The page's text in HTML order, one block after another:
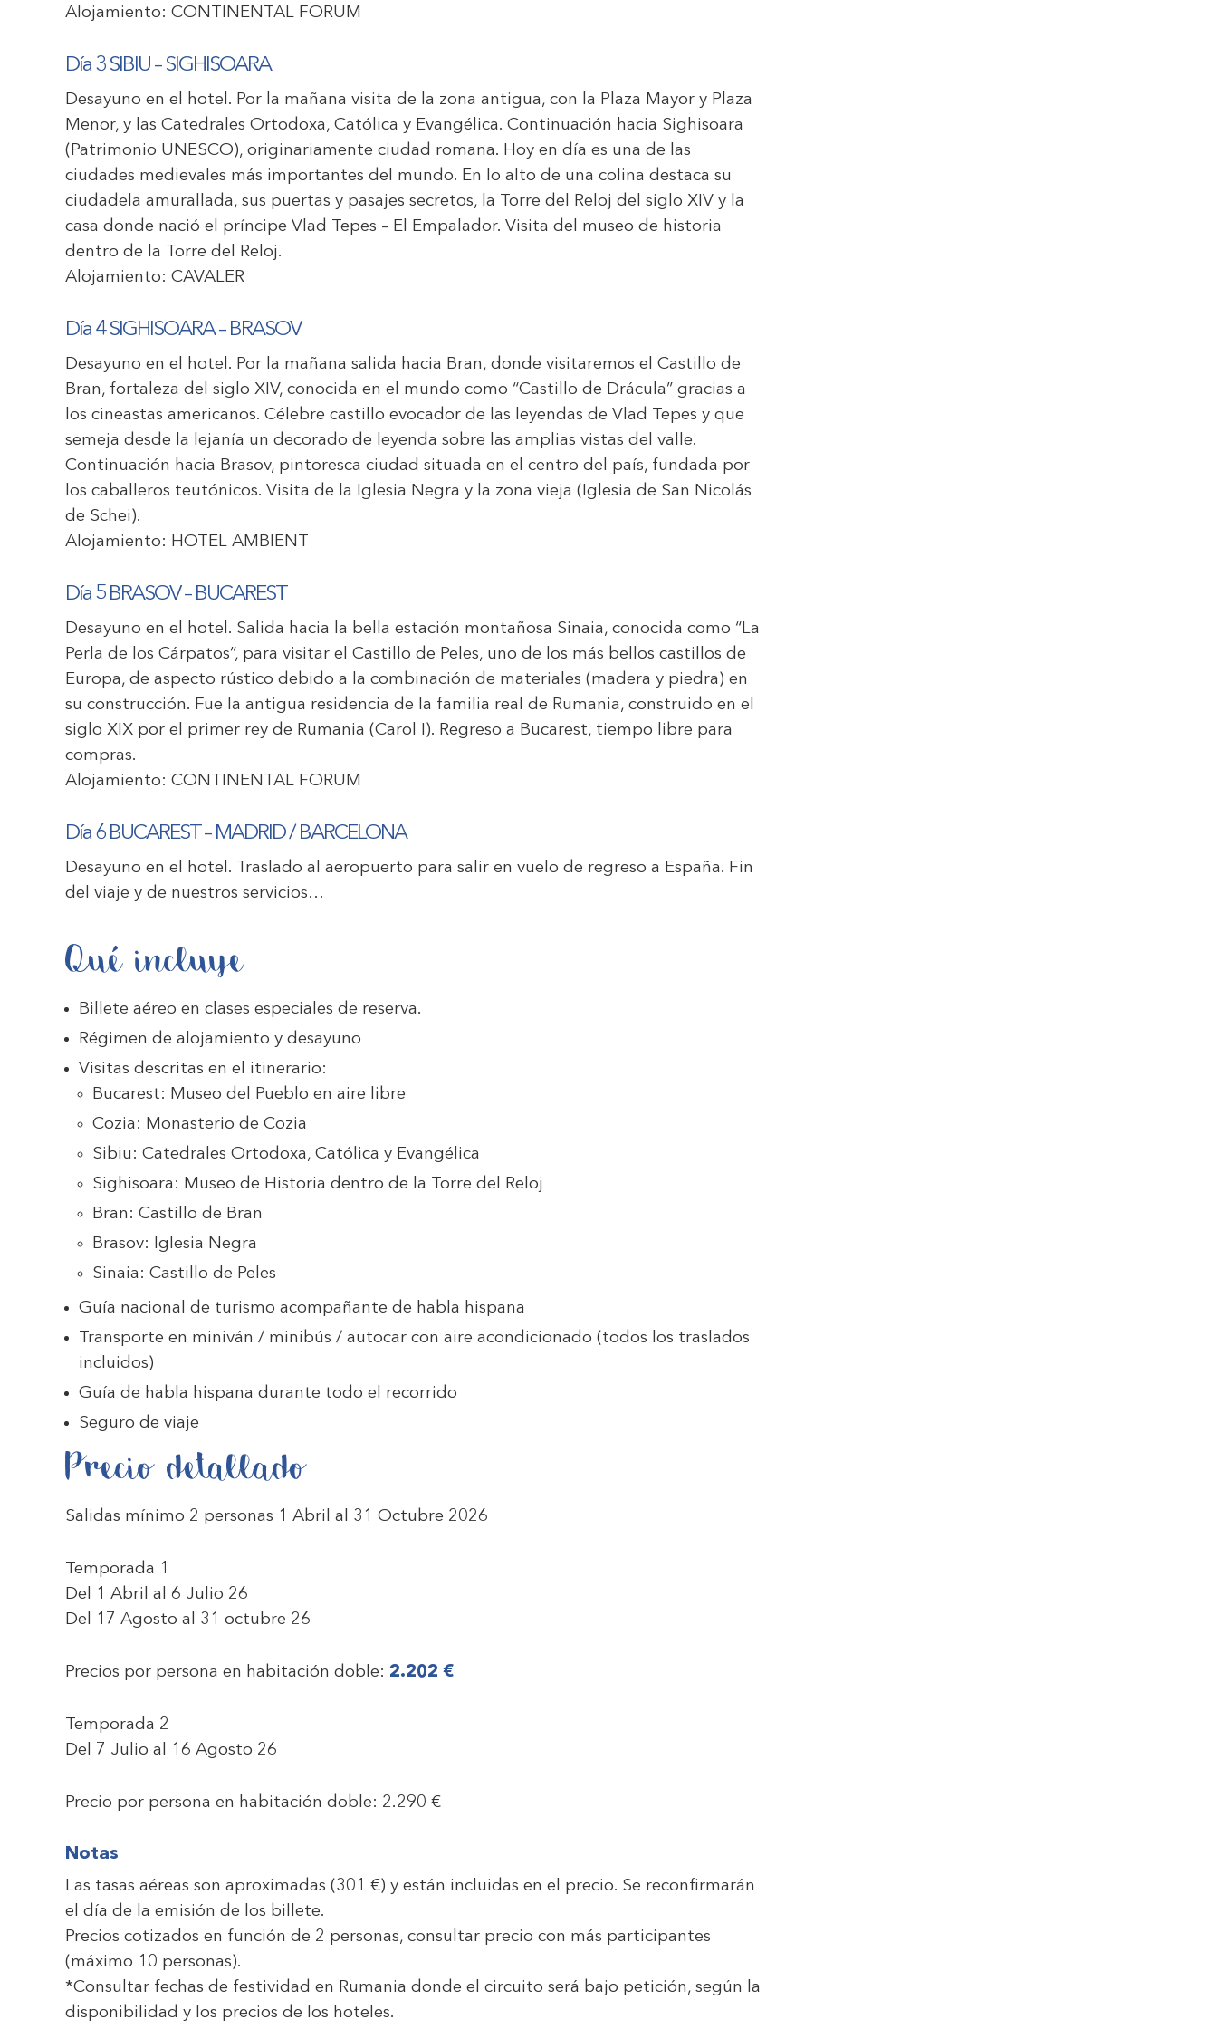
Alojamiento: CONTINENTAL FORUM
Día 3 SIBIU – SIGHISOARA
Desayuno en el hotel. Por la mañana visita de la zona antigua, con la Plaza Mayor y Plaza
Menor, y las Catedrales Ortodoxa, Católica y Evangélica. Continuación hacia Sighisoara
(Patrimonio UNESCO), originariamente ciudad romana. Hoy en día es una de las
ciudades medievales más importantes del mundo. En lo alto de una colina destaca su
ciudadela amurallada, sus puertas y pasajes secretos, la Torre del Reloj del siglo XIV y la
casa donde nació el príncipe Vlad Tepes – El Empalador. Visita del museo de historia
dentro de la Torre del Reloj.
Alojamiento: CAVALER
Día 4 SIGHISOARA – BRASOV
Desayuno en el hotel. Por la mañana salida hacia Bran, donde visitaremos el Castillo de
Bran, fortaleza del siglo XIV, conocida en el mundo como “Castillo de Drácula” gracias a
los cineastas americanos. Célebre castillo evocador de las leyendas de Vlad Tepes y que
semeja desde la lejanía un decorado de leyenda sobre las amplias vistas del valle.
Continuación hacia Brasov, pintoresca ciudad situada en el centro del país, fundada por
los caballeros teutónicos. Visita de la Iglesia Negra y la zona vieja (Iglesia de San Nicolás
de Schei).
Alojamiento: HOTEL AMBIENT
Día 5 BRASOV – BUCAREST
Desayuno en el hotel. Salida hacia la bella estación montañosa Sinaia, conocida como “La
Perla de los Cárpatos”, para visitar el Castillo de Peles, uno de los más bellos castillos de
Europa, de aspecto rústico debido a la combinación de materiales (madera y piedra) en
su construcción. Fue la antigua residencia de la familia real de Rumania, construido en el
siglo XIX por el primer rey de Rumania (Carol I). Regreso a Bucarest, tiempo libre para
compras.
Alojamiento: CONTINENTAL FORUM
Día 6 BUCAREST – MADRID / BARCELONA
Desayuno en el hotel. Traslado al aeropuerto para salir en vuelo de regreso a España. Fin
del viaje y de nuestros servicios…
Qué incluye
Billete aéreo en clases especiales de reserva.
Régimen de alojamiento y desayuno
Visitas descritas en el itinerario:
Bucarest: Museo del Pueblo en aire libre
Cozia: Monasterio de Cozia
Sibiu: Catedrales Ortodoxa, Católica y Evangélica
Sighisoara: Museo de Historia dentro de la Torre del Reloj
Bran: Castillo de Bran
Brasov: Iglesia Negra
Sinaia: Castillo de Peles
Guía nacional de turismo acompañante de habla hispana
Transporte en miniván / minibús / autocar con aire acondicionado (todos los traslados
incluidos)
Guía de habla hispana durante todo el recorrido
Seguro de viaje
Precio detallado
Salidas mínimo 2 personas 1 Abril al 31 Octubre 2026
Temporada 1
Del 1 Abril al 6 Julio 26
Del 17 Agosto al 31 octubre 26
Precios por persona en habitación doble: 2.202 €
Temporada 2
Del 7 Julio al 16 Agosto 26
Precio por persona en habitación doble: 2.290 €
Notas
Las tasas aéreas son aproximadas (301 €) y están incluidas en el precio. Se reconfirmarán
el día de la emisión de los billete.
Precios cotizados en función de 2 personas, consultar precio con más participantes
(máximo 10 personas).
*Consultar fechas de festividad en Rumania donde el circuito será bajo petición, según la
disponibilidad y los precios de los hoteles.